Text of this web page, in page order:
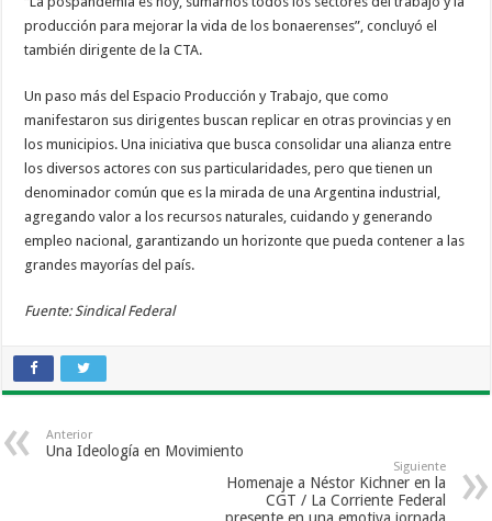
producción para mejorar la vida de los bonaerenses”, concluyó el
también dirigente de la CTA.
Un paso más del Espacio Producción y Trabajo, que como
manifestaron sus dirigentes buscan replicar en otras provincias y en
los municipios. Una iniciativa que busca consolidar una alianza entre
los diversos actores con sus particularidades, pero que tienen un
denominador común que es la mirada de una Argentina industrial,
agregando valor a los recursos naturales, cuidando y generando
empleo nacional, garantizando un horizonte que pueda contener a las
grandes mayorías del país.
Fuente: Sindical Federal
Anterior
Una Ideología en Movimiento
Siguiente
Homenaje a Néstor Kichner en la
CGT / La Corriente Federal